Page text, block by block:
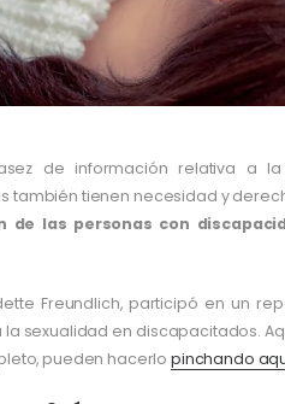
de información relativa a
también tienen necesidad y
de las personas con
Freundlich, participó en un
sexualidad en discapacitados.
pueden hacerlo pinchando